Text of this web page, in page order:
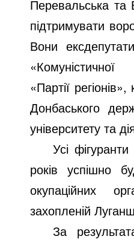
Перевальська та
підтримувати
Вони
«Партії
Донбаського
університету та
Усі
років успішно
окупаційних
захопленій
За